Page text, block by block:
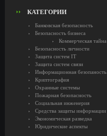
КАТЕГОРИИ
Банковская безопасность
Безопасность бизнеса
Коммерческая тайна
Безопасность личности
Защита систем IT
Защита систем связи
Информационная безопаность
Криптография
Охранные системы
Пожарная безопасность
Социальная инженерия
Средства защиты информации
Экономическая разведка
Юридические аспекты